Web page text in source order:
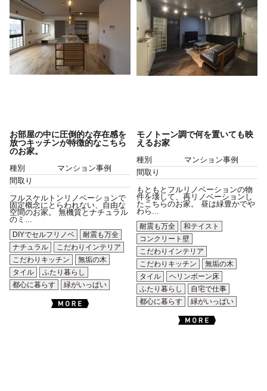
お部屋の中に圧倒的な存在感を
放つキッチンが特徴的なこちら
のお家。
種別
マンション事例
間取り
フルスケルトンリノベーションで
固定概念にとらわれない、自由な
空間のお家。 無機質とナチュラル
のミ...
DIYでセルフリノベ
耐震も万全
ナチュラル
こだわりインテリア
こだわりキッチン
無垢の木
タイル
ふたり暮らし
都心に暮らす
緑がいっぱい
モノトーン調で何を置いても映
えるお家
種別
マンション事例
間取り
もともとフルリノベーションの物
件を壊して、再リノベーションし
たこちらのお家。 昼は緑豊かでや
わら...
耐震も万全
和テイスト
コンクリート壁
こだわりインテリア
こだわりキッチン
無垢の木
タイル
ヘリンボーン床
ふたり暮らし
自宅で仕事
都心に暮らす
緑がいっぱい